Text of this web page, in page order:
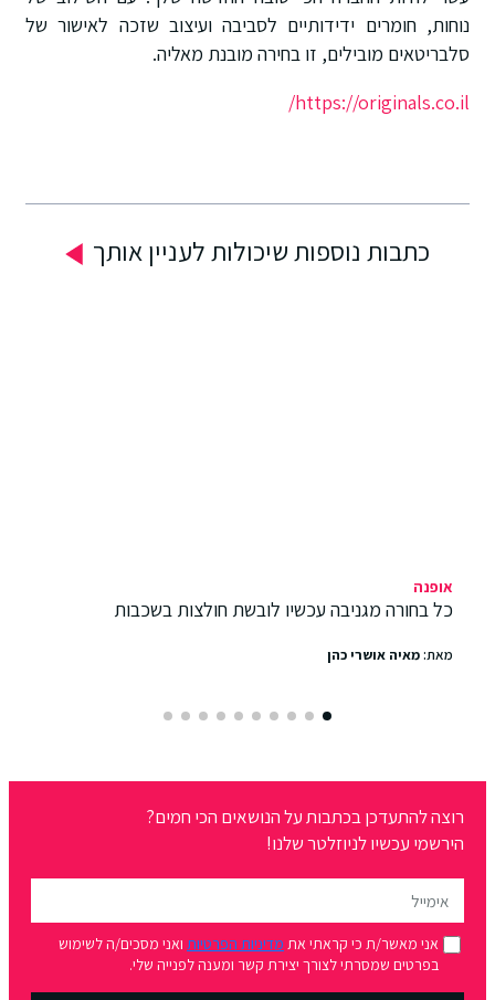
נוחות, חומרים ידידותיים לסביבה ועיצוב שזכה לאישור של
סלבריטאים מובילים, זו בחירה מובנת מאליה.
https://originals.co.il/
כתבות נוספות שיכולות לעניין אותך
אופנה
כל בחורה מגניבה עכשיו לובשת חולצות בשכבות
מאת:מאיה אושרי כהן
רוצה להתעדכן בכתבות על הנושאים הכי חמים?
הירשמי עכשיו לניוזלטר שלנו!
אני מאשר/ת כי קראתי אתמדיניות הפרטיותואני מסכים/ה לשימוש
בפרטים שמסרתי לצורך יצירת קשר ומענה לפנייה שלי.